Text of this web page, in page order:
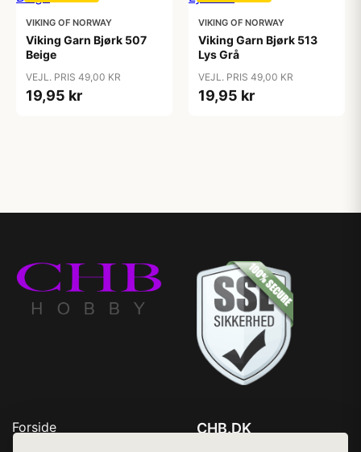
VIKING OF NORWAY
Viking Garn Bjørk 507
Beige
VEJL. PRIS 49,00 KR
19,95 kr
VIKING OF NORWAY
Viking Garn Bjørk 513
Lys Grå
VEJL. PRIS 49,00 KR
19,95 kr
Forside
CHB.DK